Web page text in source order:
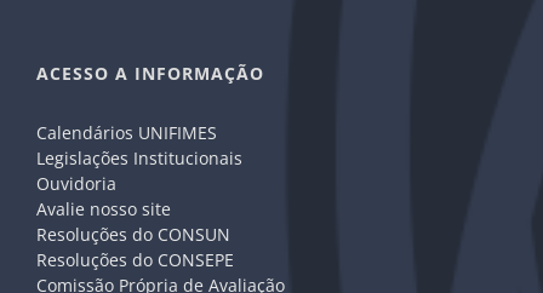
ACESSO A INFORMAÇÃO
Calendários UNIFIMES
Legislações Institucionais
Ouvidoria
Avalie nosso site
Resoluções do CONSUN
Resoluções do CONSEPE
Comissão Própria de Avaliação